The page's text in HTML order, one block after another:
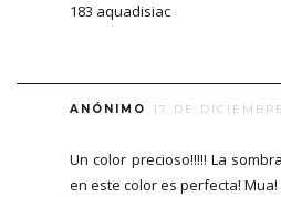
183 aquadisiac
ANÓNIMO 17 DE
Un color precioso!!!!! La
en este color es perfecta! Mua!